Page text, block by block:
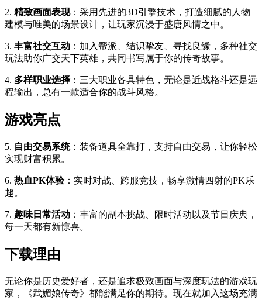
2. 精致画面表现：采用先进的3D引擎技术，打造细腻的人物
建模与唯美的场景设计，让玩家沉浸于盛唐风情之中。
3. 丰富社交互动 ：加入帮派、结识挚友、寻找良缘，多种社交
玩法助你广交天下英雄，共同书写属于你的传奇故事。
4. 多样职业选择 ：三大职业各具特色，无论是近战格斗还是远
程输出，总有一款适合你的战斗风格。
游戏亮点
5. 自由交易系统：装备道具全靠打，支持自由交易，让你轻松
实现财富积累。
6. 热血PK体验：实时对战、跨服竞技，畅享激情四射的PK乐
趣。
7. 趣味日常活动 ：丰富的副本挑战、限时活动以及节日庆典，
每一天都有新惊喜。
下载理由
无论你是历史爱好者，还是追求极致画面与深度玩法的游戏玩
家，《武媚娘传奇》都能满足你的期待。现在就加入这场充满